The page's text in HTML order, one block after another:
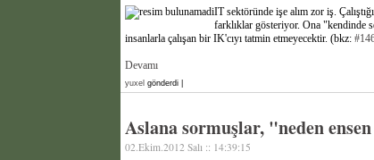
IT sektöründe işe alım zor iş.
farklıklar gösteriyor. Ona "kendinde
insanlarla çalışan bir IK'cıyı tatmin etmeyecektir. (bkz:
Devamı
yuxel gönderdi |
Aslana sormuşlar, "neden
02.Ekim.2012 Salı :: 14:39:15